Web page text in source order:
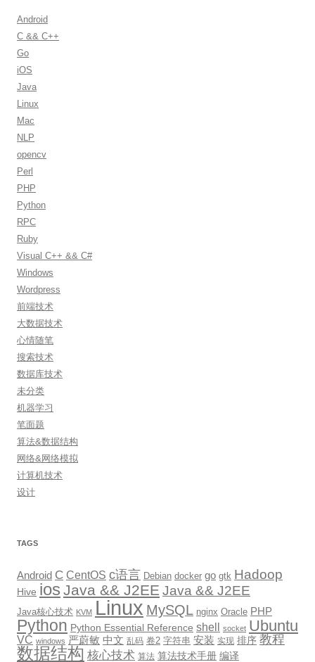
h
f
o
r
:
Android
C && C++
Go
iOS
Java
Linux
Mac
NLP
opencv
Perl
PHP
Python
RPC
Ruby
Visual C++ && C#
Windows
Wordpress
前端技术
大数据技术
心情随笔
搜索技术
数据库技术
未分类
机器学习
笔面题
算法&数据结构
网络&网络模拟
计算机技术
设计
TAGS
Android C CentOS c语言 Debian docker go gtk Hadoop
Hive ios Java && J2EE Java && J2EE
Java核心技术 KVM Linux MySQL nginx Oracle PHP
Python Python Essential Reference shell socket Ubuntu
VC windows 严蔚敏 中文 乱码 卷2 字符串 安装 实现 排序 教程
数据结构 核心技术 算法 算法技术手册 编译